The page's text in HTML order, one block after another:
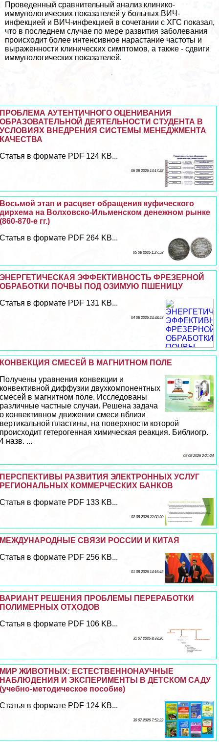
Проведенный сравнительный анализ клинико-
иммунологических показателей у больных ВИЧ-
инфекцией и ВИЧ-инфекцией в сочетании с ХГС показал,
что в последнем случае по мере развития заболевания
происходит более интенсивное нарастание частоты и
выраженности клинических симптомов, а также - сдвиги
иммунологических показателей.
ПРОБЛЕМА АУТЕНТИЧНОГО ОЦЕНИВАНИЯ
ОБРАЗОВАТЕЛЬНОЙ ДЕЯТЕЛЬНОСТИ СТУДЕНТА В
УСЛОВИЯХ ВНЕДРЕНИЯ СИСТЕМЫ МЕНЕДЖМЕНТА
КАЧЕСТВА
Статья в формате PDF 124 KB...
06 08 2026 14:17:28
Восьмой этап и расцвет обращения куфического
дирхема на Волховско-Ильменском денежном рынке
(860-870-е гг.)
Статья в формате PDF 264 KB...
05 08 2026 1:27:58
ЭНЕРГЕТИЧЕСКАЯ ЭФФЕКТИВНОСТЬ ФРЕЗЕРНОЙ
ОБРАБОТКИ ПОЧВЫ ПОД ОЗИМУЮ ПШЕНИЦУ
Статья в формате PDF 131 KB...
04 08 2026 23:38:53
КОНВЕКЦИЯ СМЕСЕЙ В МАГНИТНОМ ПОЛЕ
Получены уравнения конвекции и
конвективной диффузии двухкомпонентных
смесей в магнитном поле. Исследованы
различные частные случаи. Решена задача
о конвективном движении смеси вблизи
вертикальной пластины, на поверхности которой
происходит гетерогенная химическая реакция. Библиогр.
4 назв. ...
03 08 2026 2:21:24
ПЕРСПЕКТИВЫ РАЗВИТИЯ ЭЛЕКТРОННЫХ УСЛУГ
РЕГИОНАЛЬНЫХ КОММЕРЧЕСКИХ БАНКОВ
Статья в формате PDF 133 KB...
02 08 2026 22:33:20
МЕЖДУНАРОДНЫЕ СВЯЗИ РОССИИ И КИТАЯ
Статья в формате PDF 256 KB...
01 08 2026 14:16:43
ВАРИАНТ РЕШЕНИЯ ПРОБЛЕМЫ ПЕРЕРАБОТКИ
ПОЛИМЕРНЫХ ОТХОДОВ
Статья в формате PDF 106 KB...
31 07 2026 8:33:26
МИР ЖИВОТНЫХ: ЕСТЕСТВЕННОНАУЧНЫЕ
НАБЛЮДЕНИЯ И ЭКСПЕРИМЕНТЫ В ДЕТСКОМ САДУ
(учебно-методическое пособие)
Статья в формате PDF 124 KB...
30 07 2026 7:52:22